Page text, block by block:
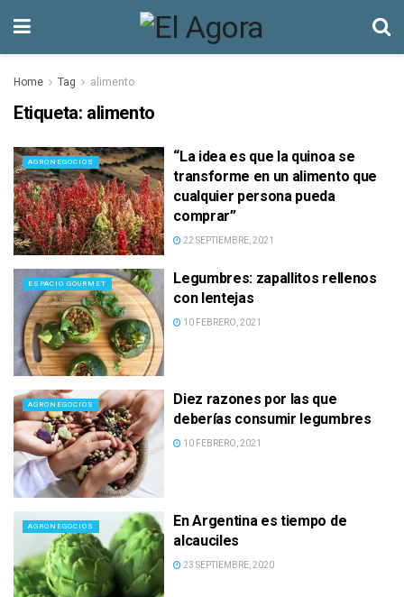
Home Tag alimento
Etiqueta: alimento
AGRONEGOCIOS
“La idea es que la quinoa se
transforme en un alimento que
cualquier persona pueda
comprar”
22 SEPTIEMBRE, 2021
ESPACIO GOURMET
Legumbres: zapallitos rellenos
con lentejas
10 FEBRERO, 2021
AGRONEGOCIOS
Diez razones por las que
deberías consumir legumbres
10 FEBRERO, 2021
AGRONEGOCIOS
En Argentina es tiempo de
alcauciles
23 SEPTIEMBRE, 2020